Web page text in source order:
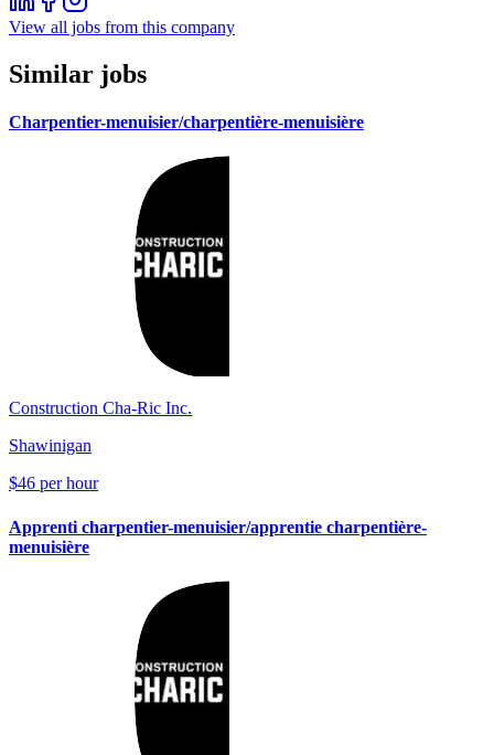
View all jobs from this company
Similar jobs
Charpentier-menuisier/charpentière-menuisière
Construction Cha-Ric Inc.
Shawinigan
$46 per hour
Apprenti charpentier-menuisier/apprentie charpentière-
menuisière